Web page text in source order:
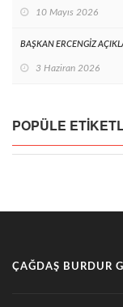
10 Mayıs 2026
BAŞKAN ERCENGİZ
3 Haziran 2026
POPÜLE
ÇAĞDAŞ BURDUR